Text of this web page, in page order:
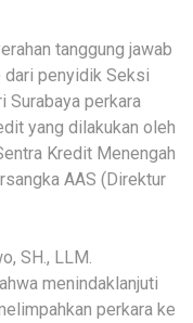
tanggung jawab
dari penyidik Seksi
Surabaya perkara
yang dilakukan oleh
Kredit Menengah
AAS (Direktur
SH., LLM.
menindaklanjuti
perkara ke